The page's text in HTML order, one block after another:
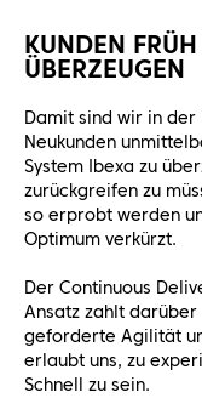
KUNDEN
ÜBERZEUGEN
Damit sind wir in der
Neukunden
System Ibexa zu
zurückgreifen zu
so erprobt werden
Optimum verkürzt.
Der Continuous
Ansatz zahlt
geforderte Agilität
erlaubt uns, zu
Schnell zu sein.